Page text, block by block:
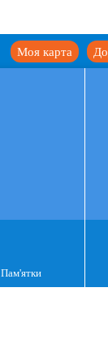
Моя карта
Пам'ятки